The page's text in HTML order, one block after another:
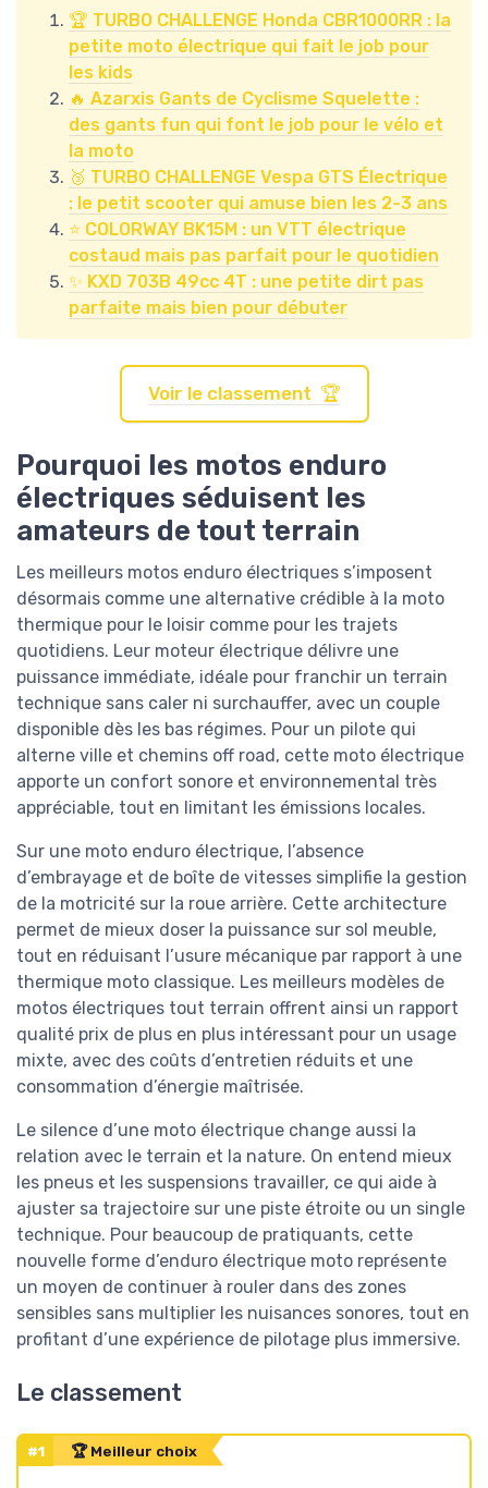
🏆 TURBO CHALLENGE Honda CBR1000RR : la
petite moto électrique qui fait le job pour
les kids
🔥 Azarxis Gants de Cyclisme Squelette :
des gants fun qui font le job pour le vélo et
la moto
🥉 TURBO CHALLENGE Vespa GTS Électrique
: le petit scooter qui amuse bien les 2-3 ans
⭐ COLORWAY BK15M : un VTT électrique
costaud mais pas parfait pour le quotidien
✨ KXD 703B 49cc 4T : une petite dirt pas
parfaite mais bien pour débuter
Voir le classement 🏆
Pourquoi les motos enduro
électriques séduisent les
amateurs de tout terrain
Les meilleurs motos enduro électriques s’imposent
désormais comme une alternative crédible à la moto
thermique pour le loisir comme pour les trajets
quotidiens. Leur moteur électrique délivre une
puissance immédiate, idéale pour franchir un terrain
technique sans caler ni surchauffer, avec un couple
disponible dès les bas régimes. Pour un pilote qui
alterne ville et chemins off road, cette moto électrique
apporte un confort sonore et environnemental très
appréciable, tout en limitant les émissions locales.
Sur une moto enduro électrique, l’absence
d’embrayage et de boîte de vitesses simplifie la gestion
de la motricité sur la roue arrière. Cette architecture
permet de mieux doser la puissance sur sol meuble,
tout en réduisant l’usure mécanique par rapport à une
thermique moto classique. Les meilleurs modèles de
motos électriques tout terrain offrent ainsi un rapport
qualité prix de plus en plus intéressant pour un usage
mixte, avec des coûts d’entretien réduits et une
consommation d’énergie maîtrisée.
Le silence d’une moto électrique change aussi la
relation avec le terrain et la nature. On entend mieux
les pneus et les suspensions travailler, ce qui aide à
ajuster sa trajectoire sur une piste étroite ou un single
technique. Pour beaucoup de pratiquants, cette
nouvelle forme d’enduro électrique moto représente
un moyen de continuer à rouler dans des zones
sensibles sans multiplier les nuisances sonores, tout en
profitant d’une expérience de pilotage plus immersive.
Le classement
#1 🏆 Meilleur choix